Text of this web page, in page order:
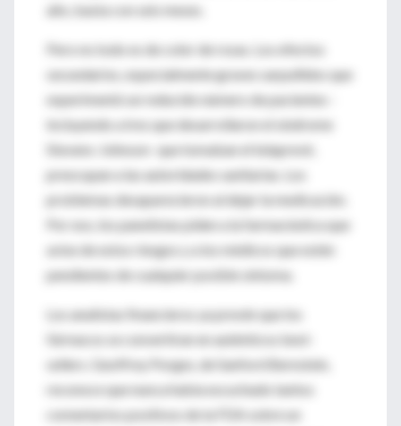
año, basta con seis meses.
Pero no todo es de color de rosas. Los efectos
secundarios, especialmente graves sarpullidos que
experimentó un reducido número de pacientes -
incluyendo a tres que desarrollaron el síndrome
Stevens-Johnson- que tomaban el telaprevir,
preocupan a las autoridades sanitarias. Los
problemas desaparecieron al dejar la medicación.
Por eso, los panelistas piden a la farmacéutica que
avise de estos riesgos y a los médicos que estén
pendientes de cualquier posible síntoma.
Los analistas financieros ya prevén que los
fármacos se convertiran en auténticos best-
sellers. Geoffrey Porges, de Sanford Bernstein,
reconoce que nunca había escuchado tantos
comentarios positivos de la FDA sobre un